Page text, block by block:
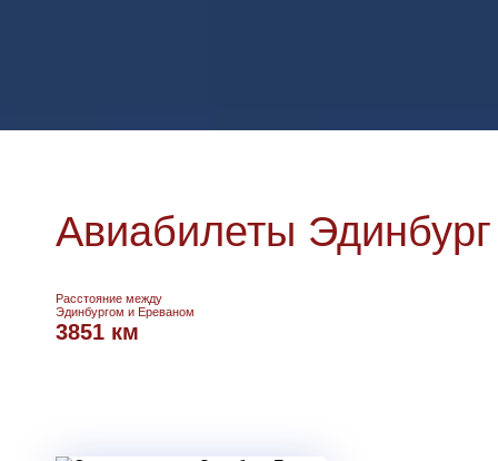
Авиабилеты
Расстояние между
Эдинбургом и Ереваном
3851 км